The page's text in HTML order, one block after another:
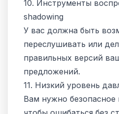
10. Инструменты
shadowing
У вас должна быть
переслушивать или
правильных версий
предложений.
11. Низкий уровень
Вам нужно безопасное